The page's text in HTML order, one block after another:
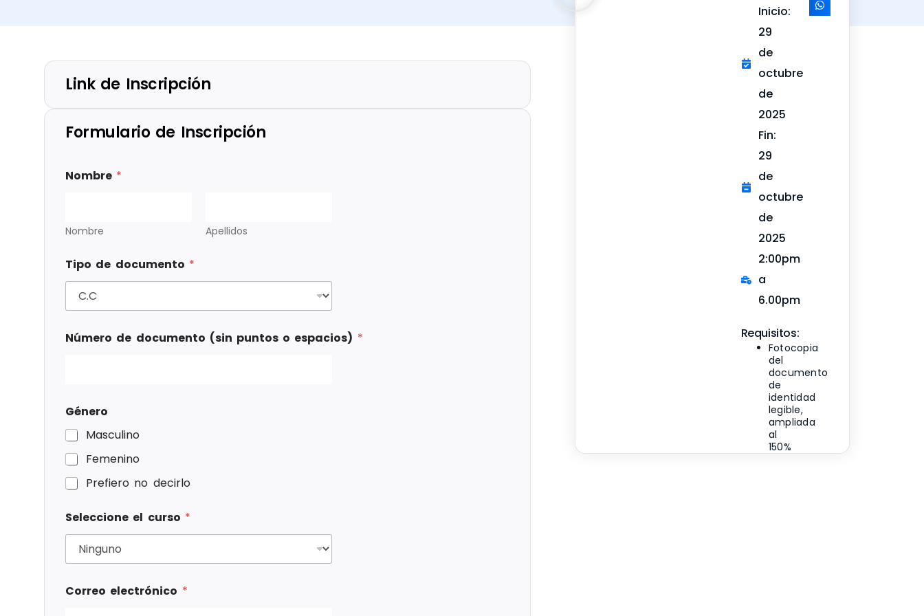
Link de Inscripción
Formulario de Inscripción
Nombre *
Nombre Apellidos
Tipo de documento *
Número de documento (sin puntos o espacios) *
Género
Masculino
Femenino
Prefiero no decirlo
Seleccione el curso *
Correo electrónico *
Inicio:
29
de
octubre
de
2025
Fin:
29
de
octubre
de
2025
2:00pm
a
6.00pm
Requisitos:
Fotocopia
del
documento
de
identidad
legible,
ampliada
al
150%